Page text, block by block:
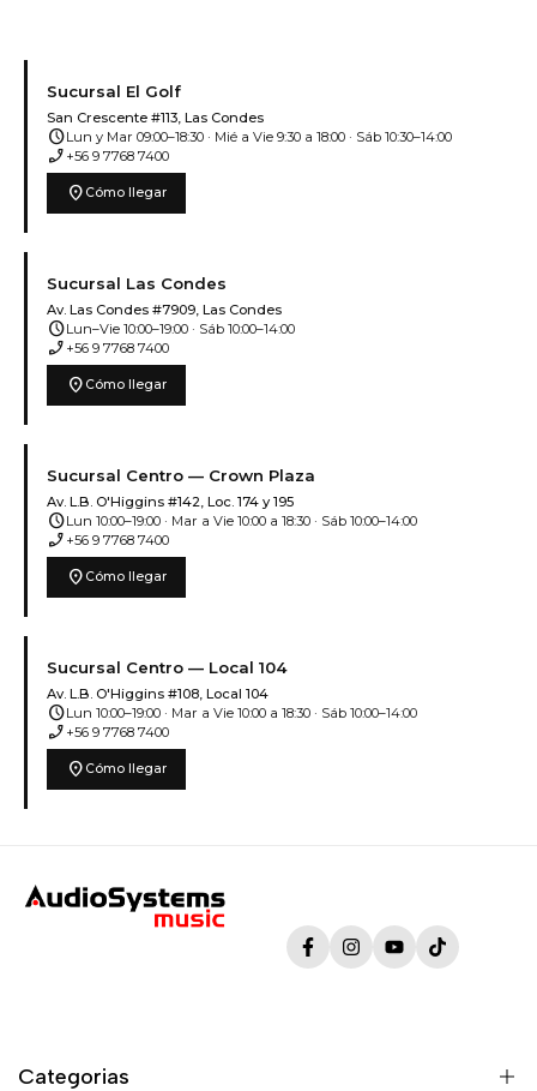
Sucursal El Golf
San Crescente #113, Las Condes
scheduleLun y Mar 09:00–18:30 · Mié a Vie 9:30 a 18:00 · Sáb 10:30–14:00
phone_enabled +56 9 7768 7400
location_on Cómo llegar
Sucursal Las Condes
Av. Las Condes #7909, Las Condes
scheduleLun–Vie 10:00–19:00 · Sáb 10:00–14:00
phone_enabled +56 9 7768 7400
location_on Cómo llegar
Sucursal Centro — Crown Plaza
Av. L.B. O'Higgins #142, Loc. 174 y 195
scheduleLun 10:00–19:00 · Mar a Vie 10:00 a 18:30 · Sáb 10:00–14:00
phone_enabled +56 9 7768 7400
location_on Cómo llegar
Sucursal Centro — Local 104
Av. L.B. O'Higgins #108, Local 104
scheduleLun 10:00–19:00 · Mar a Vie 10:00 a 18:30 · Sáb 10:00–14:00
phone_enabled +56 9 7768 7400
location_on Cómo llegar
FacebookInstagramYouTubeTikTok
Categorias